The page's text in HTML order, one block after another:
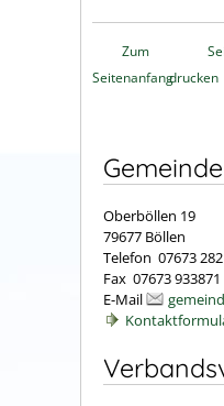
Zum
Seitenanfangdrucken
Oberböllen 19
79677 Böllen
Telefon 07673 282
Fax 07673 933871
E-Mail